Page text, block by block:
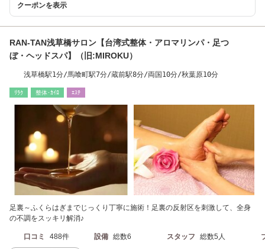
クーポンを表示
RAN-TAN浅草橋サロン【台湾式整体・アロマリンパ・足つ
ぼ・ヘッドスパ】（旧:MIROKU）
浅草橋駅1分/馬喰町駅7分/蔵前駅8分/両国10分/秋葉原10分
ﾘﾗｸ 整体･ｶｲﾛ ｴｽﾃ
足裏～ふくらはぎまでじっくり丁寧に施術！足裏の反射区を刺激して、全身
の不調をスッキリ解消♪
口コミ 488件 設備 総数6 スタッフ 総数5人